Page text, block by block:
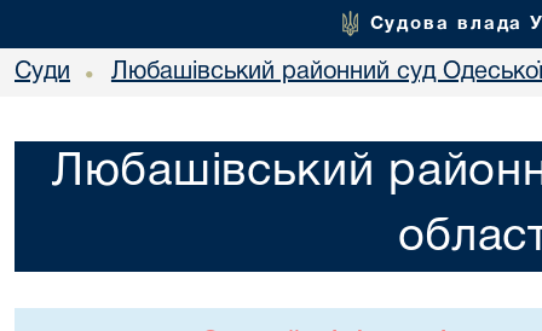
Судова влада
Суди • Любашівський районний суд Одеської
Любашівський